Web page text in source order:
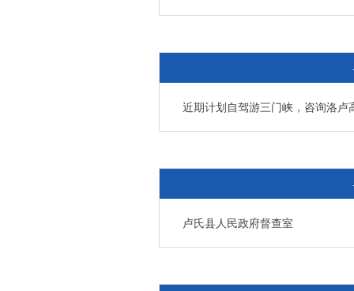
近期计划自驾游三门峡，咨询洛卢
卢氏县人民政府督查室